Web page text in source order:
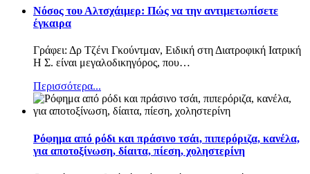
Nόσος του Αλτσχάιμερ: Πώς να την αντιμετωπίσετε
έγκαιρα
Γράφει: Δρ Τζένι Γκούντμαν, Ειδική στη Διατροφική Ιατρική
Η Σ. είναι μεγαλοδικηγόρος, που…
Περισσότερα...
Ρόφημα από ρόδι και πράσινο τσάι, πιπερόριζα, κανέλα,
για αποτοξίνωση, δίαιτα, πίεση, χοληστερίνη